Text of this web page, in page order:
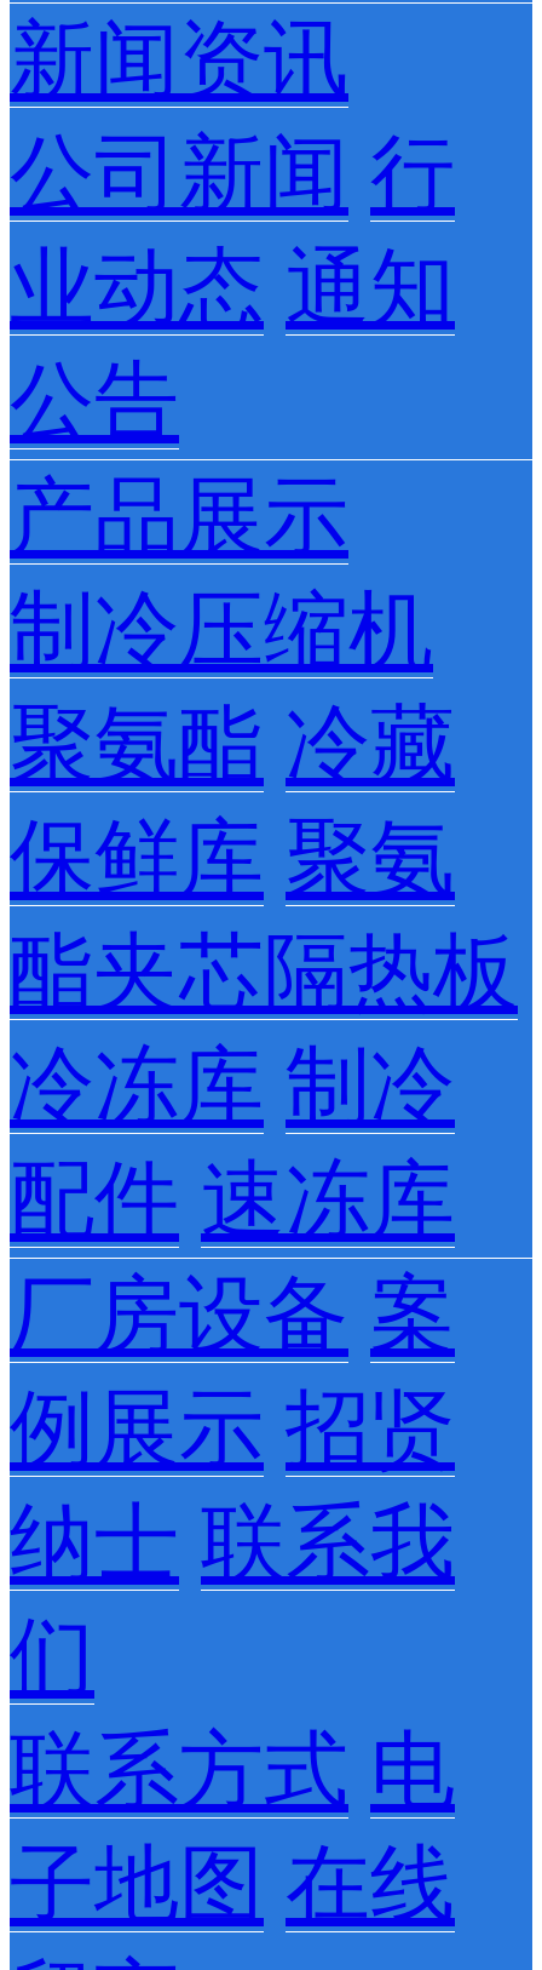
新闻资讯
公司新闻 行
业动态 通知
公告
产品展示
制冷压缩机
聚氨酯 冷藏
保鲜库 聚氨
酯夹芯隔热板
冷冻库 制冷
配件 速冻库
厂房设备 案
例展示 招贤
纳士 联系我
们
联系方式 电
子地图 在线